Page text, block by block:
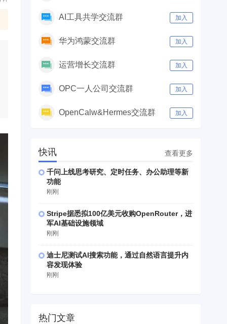
AI工具共学交流群 加入
华为鸿蒙交流群 加入
运营增长交流群 加入
OPC一人公司交流群 加入
OpenCalw&Hermes交流群 加入
快讯 查看更多
千问上线思考研究、定时任务、办公助理等新
功能
刚刚
Stripe据悉拟100亿美元收购OpenRouter，进
军AI基础设施领域
刚刚
迪士尼测试AI搜索功能，通过自然语言提升内
容发现体验
刚刚
热门文章